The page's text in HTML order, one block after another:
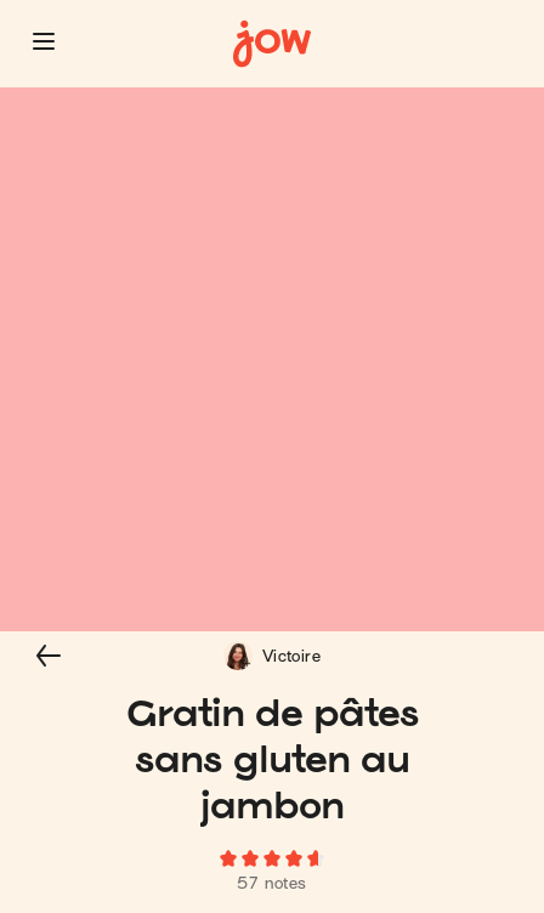
Gratin de pâtes
sans gluten au
jambon
57 notes
Victoire